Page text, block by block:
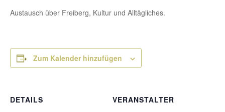
Austausch über Freiberg, Kultur und Alltägliches.
Zum Kalender hinzufügen
DETAILS
VERANSTALTER